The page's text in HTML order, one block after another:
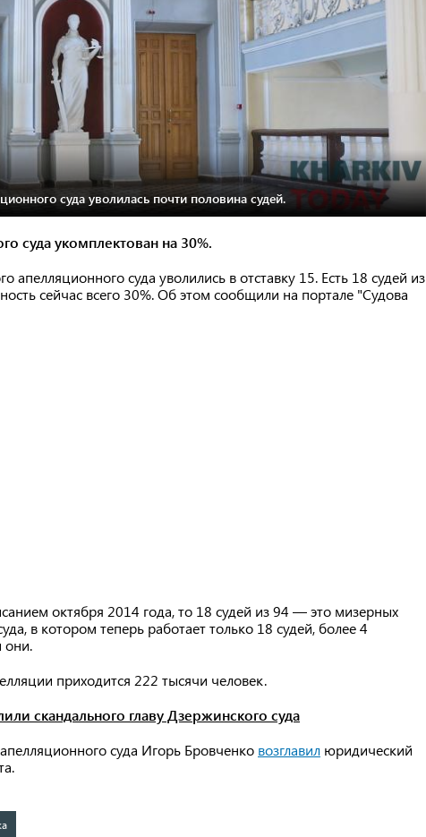
суда уволилась почти половина судей.
суда укомплектован на 30%.
апелляционного суда уволились в отставку 15. Есть 18 судей из
сейчас всего 30%. Об этом сообщили на портале "Судова
октября 2014 года, то 18 судей из 94 — это мизерных
в котором теперь работает только 18 судей, более 4
они.
приходится 222 тысячи человек.
скандального главу Дзержинского суда
суда Игорь Бровченко возглавил юридический